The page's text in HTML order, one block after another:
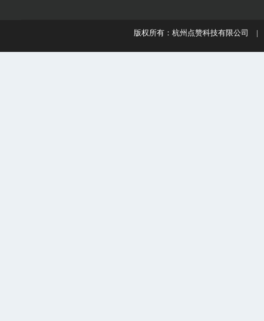
版权所有：杭州点赞科技有限公司